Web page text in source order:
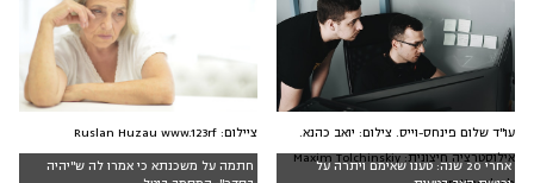
אחרי 20 שנה: טענו שאימם ויתרה על
עו"ד שלום פינחס-וייס. צילום: יואב כהנא.
אילוסטרציה חיצונית: Maxim Tolchinskiy
חתמה על משכנתא כי אמרו לה ש"יהיה
ציילום: Ruslan Huzau www.123rf